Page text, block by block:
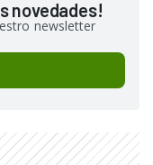
novedades!
newsletter